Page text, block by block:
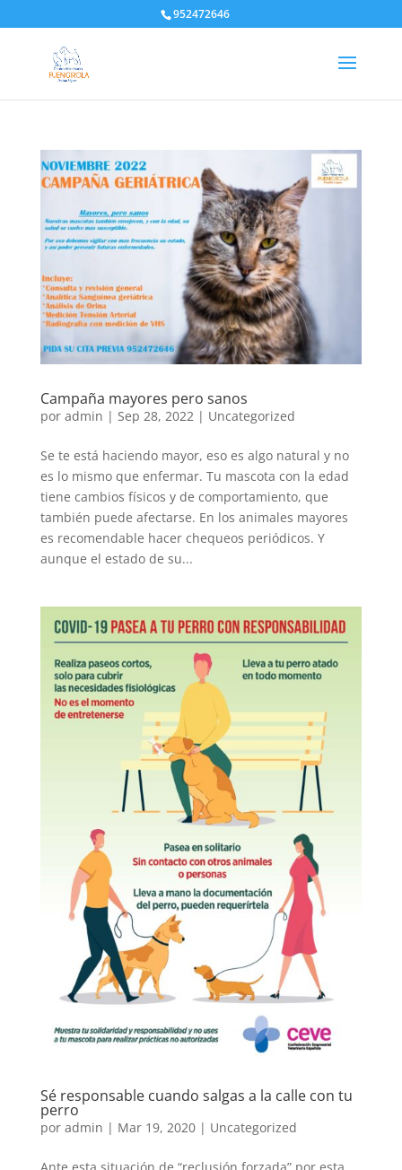
952472646
Campaña mayores pero sanos
por admin | Sep 28, 2022| Uncategorized
Se te está haciendo mayor, eso es algo natural y no
es lo mismo que enfermar. Tu mascota con la edad
tiene cambios físicos y de comportamiento, que
también puede afectarse. En los animales mayores
es recomendable hacer chequeos periódicos. Y
aunque el estado de su...
Sé responsable cuando salgas a la calle con tu
perro
por admin | Mar 19, 2020| Uncategorized